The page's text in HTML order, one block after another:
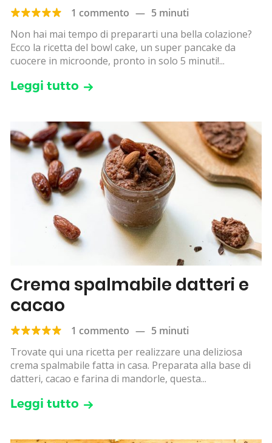
1 commento — 5 minuti
Non hai mai tempo di prepararti una bella colazione?
Ecco la ricetta del bowl cake, un super pancake da
cuocere in microonde, pronto in solo 5 minuti!...
Leggi tutto
Crema spalmabile datteri e
cacao
1 commento — 5 minuti
Trovate qui una ricetta per realizzare una deliziosa
crema spalmabile fatta in casa. Preparata alla base di
datteri, cacao e farina di mandorle, questa...
Leggi tutto